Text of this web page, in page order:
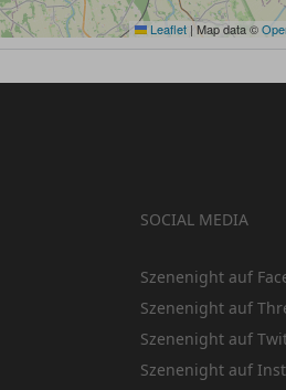
Leaflet | Map data ©
SOCIAL MEDIA
Szenenight auf
Szenenight auf
Szenenight auf
Szenenight auf